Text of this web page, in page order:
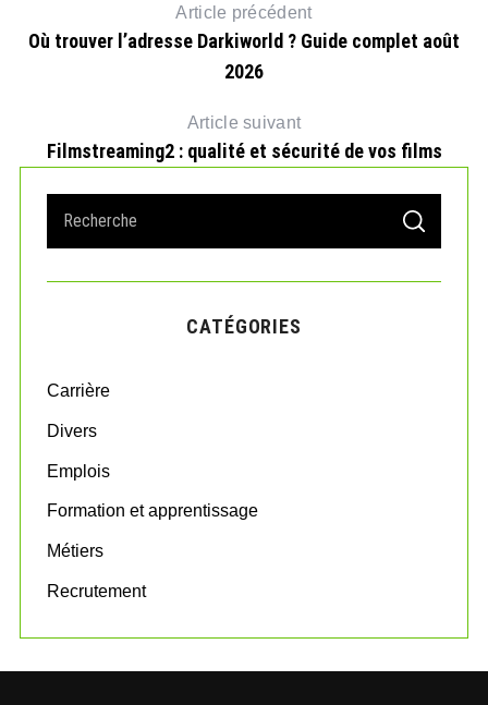
Article précédent
Où trouver l’adresse Darkiworld ? Guide complet août
2026
Article suivant
Filmstreaming2 : qualité et sécurité de vos films
a
r
o
:
S
A
C
CATÉGORIES
Carrière
Divers
Emplois
Formation et apprentissage
Métiers
Recrutement